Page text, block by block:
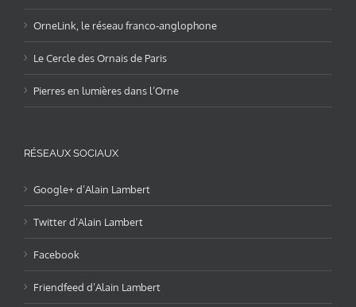
OrneLink, le réseau franco-anglophone
Le Cercle des Ornais de Paris
Pierres en lumières dans l’Orne
RÉSEAUX SOCIAUX
Google+ d’Alain Lambert
Twitter d’Alain Lambert
Facebook
Friendfeed d’Alain Lambert